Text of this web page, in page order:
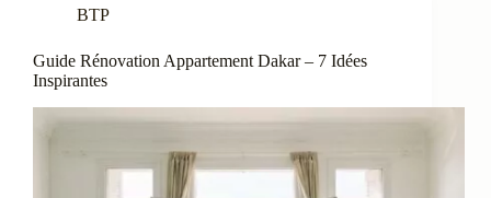
BTP
Guide Rénovation Appartement Dakar – 7 Idées
Inspirantes